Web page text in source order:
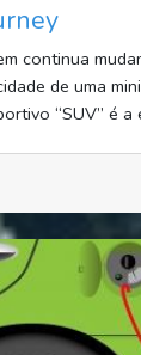
continua
de uma
“SUV” é a